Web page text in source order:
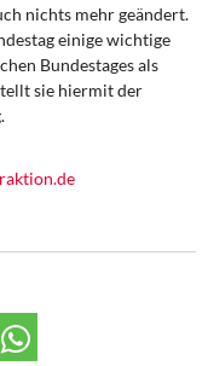
nichts mehr geändert.
einige wichtige
Bundestages als
sie hiermit der